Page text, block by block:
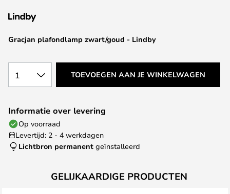
de
gallerij
Gracjan plafondlamp zwart/goud - Lindby
1 TOEVOEGEN AAN JE WINKELWAGEN
Informatie over levering
Op voorraad
Levertijd: 2 - 4 werkdagen
Lichtbron permanent geïnstalleerd
GELIJKAARDIGE PRODUCTEN